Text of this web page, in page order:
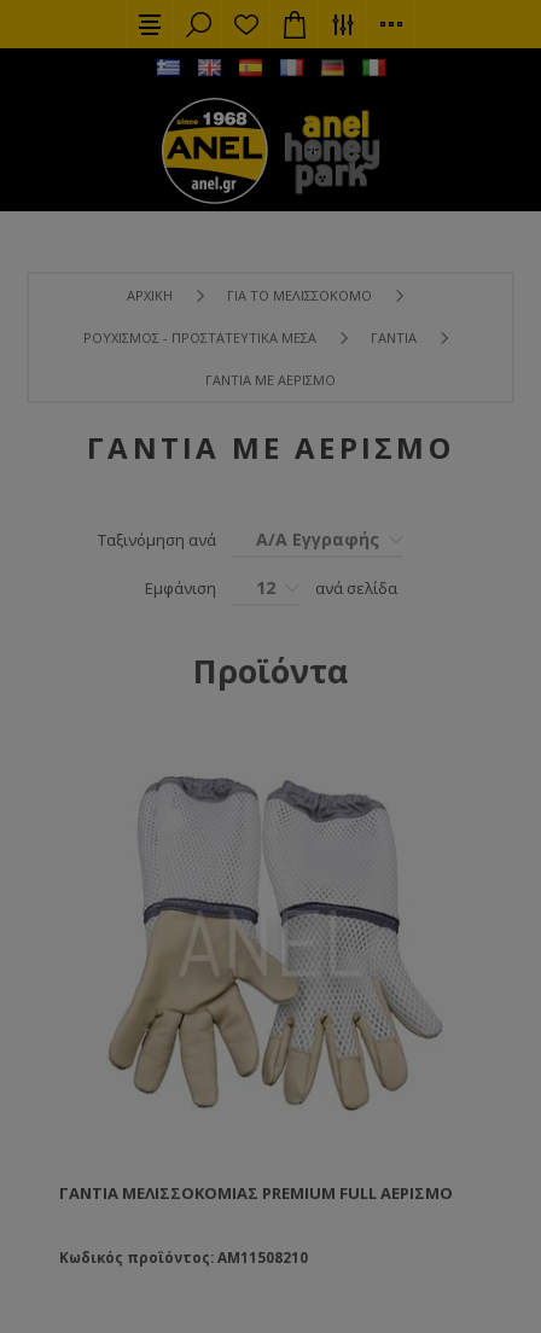
ΑΡΧΙΚΉ ΓΙΑ ΤΟ ΜΕΛΙΣΣΟΚΌΜΟ
ΡΟΥΧΙΣΜΌΣ - ΠΡΟΣΤΑΤΕΥΤΙΚΆ ΜΈΣΑ ΓΆΝΤΙΑ
ΓΆΝΤΙΑ ΜΕ ΑΕΡΙΣΜΌ
ΓΆΝΤΙΑ ΜΕ ΑΕΡΙΣΜΌ
Ταξινόμηση ανά Α/Α Εγγραφής
Εμφάνιση 12 ανά σελίδα
Προϊόντα
ΓΆΝΤΙΑ ΜΕΛΙΣΣΟΚΟΜΊΑΣ PREMIUM FULL ΑΕΡΙΣΜΌ
Κωδικός προϊόντος: AM11508210